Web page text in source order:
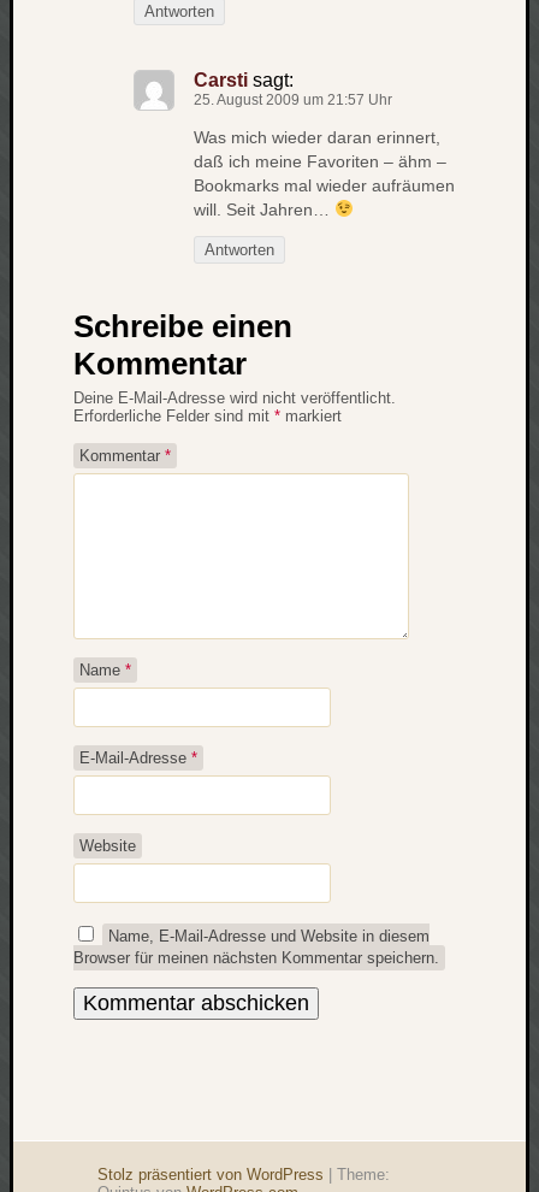
Antworten
Carsti sagt:
25. August 2009 um 21:57 Uhr
Was mich wieder daran erinnert,
daß ich meine Favoriten – ähm –
Bookmarks mal wieder aufräumen
will. Seit Jahren…
Antworten
Schreibe einen
Kommentar
Deine E-Mail-Adresse wird nicht veröffentlicht.
Erforderliche Felder sind mit * markiert
Kommentar *
Name *
E-Mail-Adresse *
Website
Name, E-Mail-Adresse und Website in diesem
Browser für meinen nächsten Kommentar speichern.
Stolz präsentiert von WordPress
Theme: